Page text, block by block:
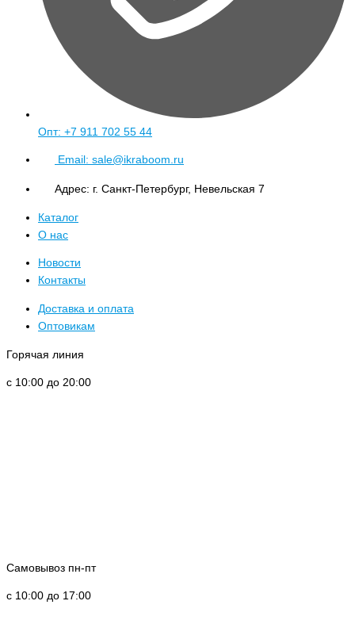
Опт: +7 911 702 55 44
Email: sale@ikraboom.ru
Адрес: г. Санкт-Петербург, Невельская 7
Каталог
О нас
Новости
Контакты
Доставка и оплата
Оптовикам
Горячая линия
с 10:00 до 20:00
Самовывоз пн-пт
с 10:00 до 17:00